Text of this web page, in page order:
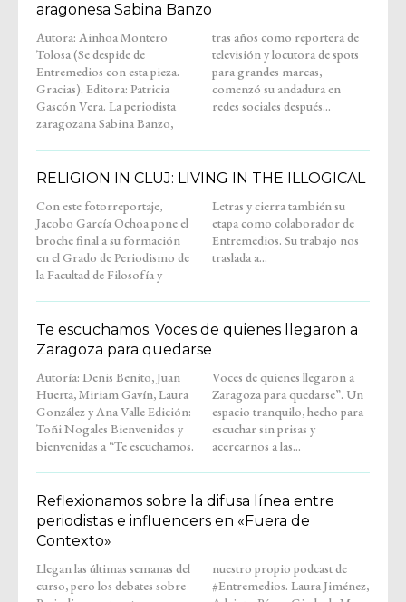
aragonesa Sabina Banzo
Autora: Ainhoa Montero
Tolosa (Se despide de
Entremedios con esta pieza.
Gracias). Editora: Patricia
Gascón Vera. La periodista
zaragozana Sabina Banzo,
tras años como reportera de
televisión y locutora de spots
para grandes marcas,
comenzó su andadura en
redes sociales después...
RELIGION IN CLUJ: LIVING IN THE ILLOGICAL
Con este fotorreportaje,
Jacobo García Ochoa pone el
broche final a su formación
en el Grado de Periodismo de
la Facultad de Filosofía y
Letras y cierra también su
etapa como colaborador de
Entremedios. Su trabajo nos
traslada a...
Te escuchamos. Voces de quienes llegaron a
Zaragoza para quedarse
Autoría: Denis Benito, Juan
Huerta, Miriam Gavín, Laura
González y Ana Valle Edición:
Toñi Nogales Bienvenidos y
bienvenidas a “Te escuchamos.
Voces de quienes llegaron a
Zaragoza para quedarse”. Un
espacio tranquilo, hecho para
escuchar sin prisas y
acercarnos a las...
Reflexionamos sobre la difusa línea entre
periodistas e influencers en «Fuera de
Contexto»
Llegan las últimas semanas del
curso, pero los debates sobre
nuestro propio podcast de
#Entremedios. Laura Jiménez,